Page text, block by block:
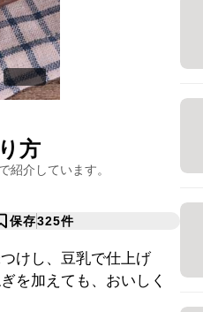
方
紹介しています。
保存325件
けし、豆乳で仕上げ
を加えても、おいしく